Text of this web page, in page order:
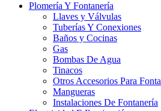
Plomería Y Fontanería
Llaves y Válvulas
Tuberías Y Conexiones
Baños y Cocinas
Gas
Bombas De Agua
Tinacos
Otros Accesorios Para
Mangueras
Instalaciones De Fontanería